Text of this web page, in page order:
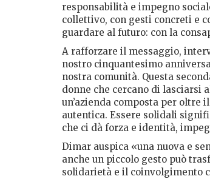
responsabilità e impegno
collettivo, con gesti concreti e
guardare al futuro: con la
A rafforzare il messaggio,
nostro cinquantesimo
nostra comunità. Questa
donne che cercano di lasciarsi
un’azienda composta per oltre
autentica. Essere solidali
che ci dà forza e identità,
Dimar auspica «una nuova e
anche un piccolo gesto può
solidarietà e il coinvolgimento